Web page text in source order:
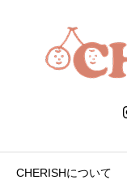
CHERISHについて